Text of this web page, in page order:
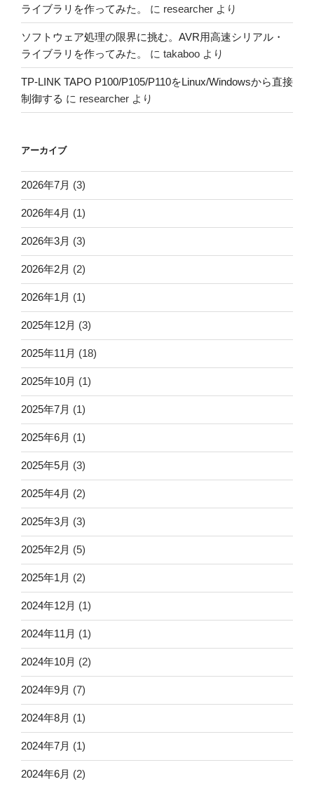
ライブラリを作ってみた。 に researcher より
ソフトウェア処理の限界に挑む。AVR用高速シリアル・
ライブラリを作ってみた。
に takaboo より
TP-LINK TAPO P100/P105/P110をLinux/Windowsから直接
制御する に researcher より
アーカイブ
2026年7月 (3)
2026年4月 (1)
2026年3月 (3)
2026年2月 (2)
2026年1月 (1)
2025年12月 (3)
2025年11月 (18)
2025年10月 (1)
2025年7月 (1)
2025年6月 (1)
2025年5月 (3)
2025年4月 (2)
2025年3月 (3)
2025年2月 (5)
2025年1月 (2)
2024年12月 (1)
2024年11月 (1)
2024年10月 (2)
2024年9月 (7)
2024年8月 (1)
2024年7月 (1)
2024年6月 (2)